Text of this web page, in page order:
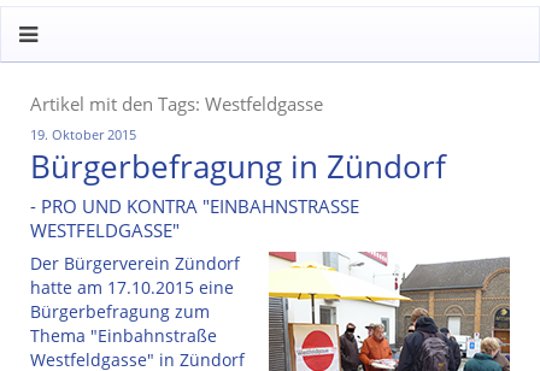
Artikel mit den Tags: Westfeldgasse
19. Oktober 2015
Bürgerbefragung in Zündorf
- PRO UND KONTRA "EINBAHNSTRASSE W
ESTFELDGASSE"
Der Bürgerverein Zündorf
hatte am 17.10.2015 eine
Bürgerbefragung zum
Thema "Einbahnstraße
Westfeldgasse" in Zündorf